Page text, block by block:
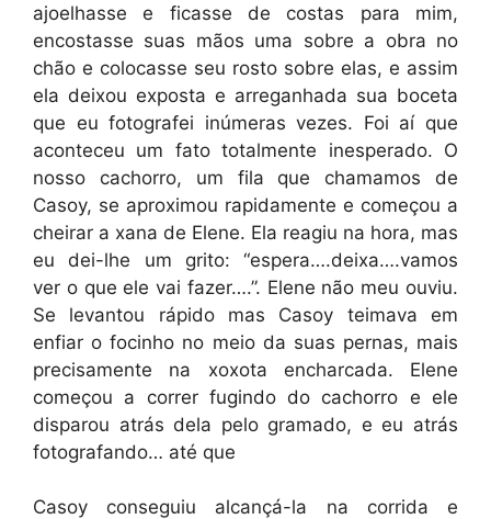
ajoelhasse e ficasse de costas para mim,
encostasse suas mãos uma sobre a obra no
chão e colocasse seu rosto sobre elas, e assim
ela deixou exposta e arreganhada sua boceta
que eu fotografei inúmeras vezes. Foi aí que
aconteceu um fato totalmente inesperado. O
nosso cachorro, um fila que chamamos de
Casoy, se aproximou rapidamente e começou a
cheirar a xana de Elene. Ela reagiu na hora, mas
eu dei-lhe um grito: “espera….deixa….vamos
ver o que ele vai fazer….”. Elene não meu ouviu.
Se levantou rápido mas Casoy teimava em
enfiar o focinho no meio da suas pernas, mais
precisamente na xoxota encharcada. Elene
começou a correr fugindo do cachorro e ele
disparou atrás dela pelo gramado, e eu atrás
fotografando… até que
Casoy conseguiu alcançá-la na corrida e